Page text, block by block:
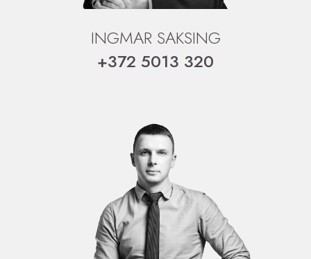
INGMAR SAKSING
+372 5013 320